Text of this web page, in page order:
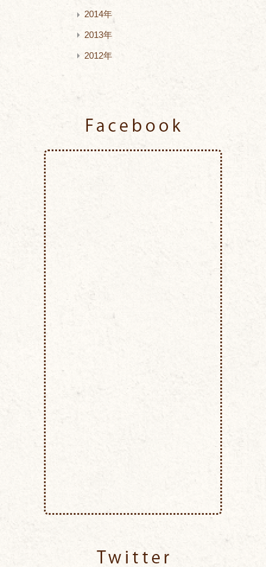
2014年
2013年
2012年